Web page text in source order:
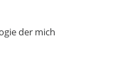
der mich